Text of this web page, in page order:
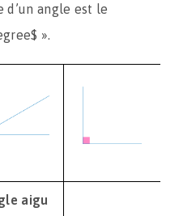
d’un angle est le
».
aigu